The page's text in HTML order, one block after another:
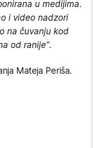
u medijima.
i video nadzori
na čuvanju kod
od ranije".
Mateja Periša.